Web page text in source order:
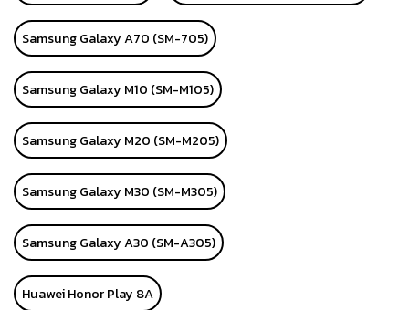
Samsung Galaxy A70 (SM-705)
Samsung Galaxy M10 (SM-M105)
Samsung Galaxy M20 (SM-M205)
Samsung Galaxy M30 (SM-M305)
Samsung Galaxy A30 (SM-A305)
Huawei Honor Play 8A